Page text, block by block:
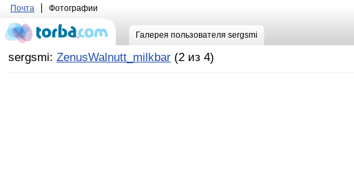
Почта Фотографии
Галерея пользователя sergsmi
sergsmi: ZenusWalnutt_milkbar (2 из 4)